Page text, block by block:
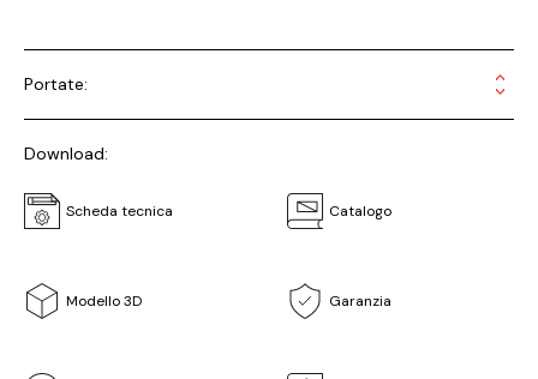
Portate:
Download:
Scheda tecnica Catalogo
Modello 3D Garanzia